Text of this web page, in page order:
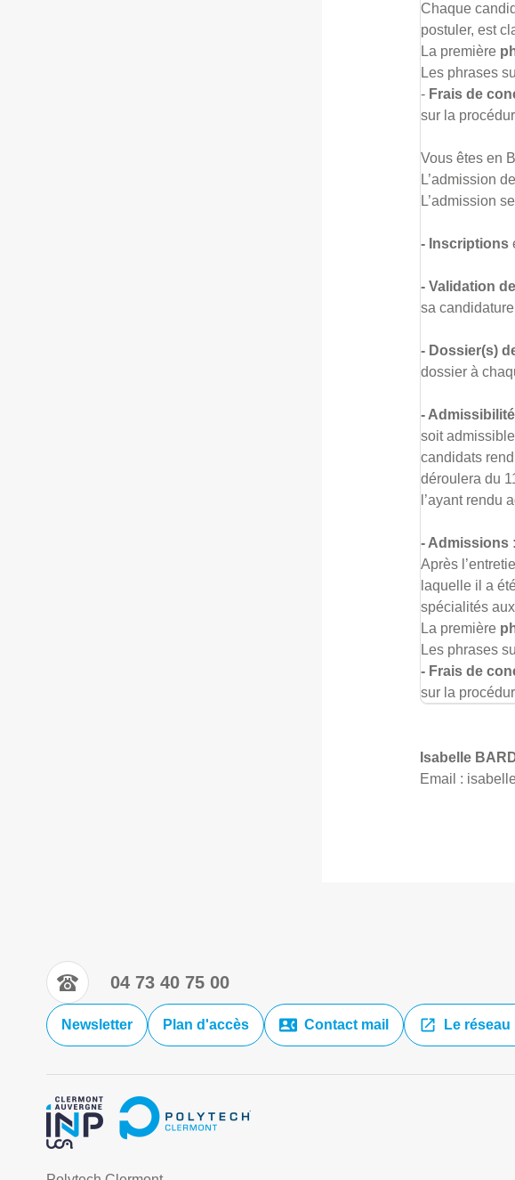
Chaque
postuler, est
La première
Les phrases
- Frais de
sur la
Vous êtes en
L’admission
L’admission
- Inscriptions
- Validation
sa
- Dossier(s)
dossier à
-
soit
candidats
déroulera du
l’ayant rendu
- Admissions :
Après
laquelle il a
spécialités
La première
Les phrases
- Frais de
sur la
Isabelle
Email :
04 73 40 75 00
Newsletter Plan d'accès Contact mail Le